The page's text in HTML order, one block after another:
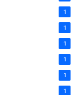
1
1
1
1
1
1